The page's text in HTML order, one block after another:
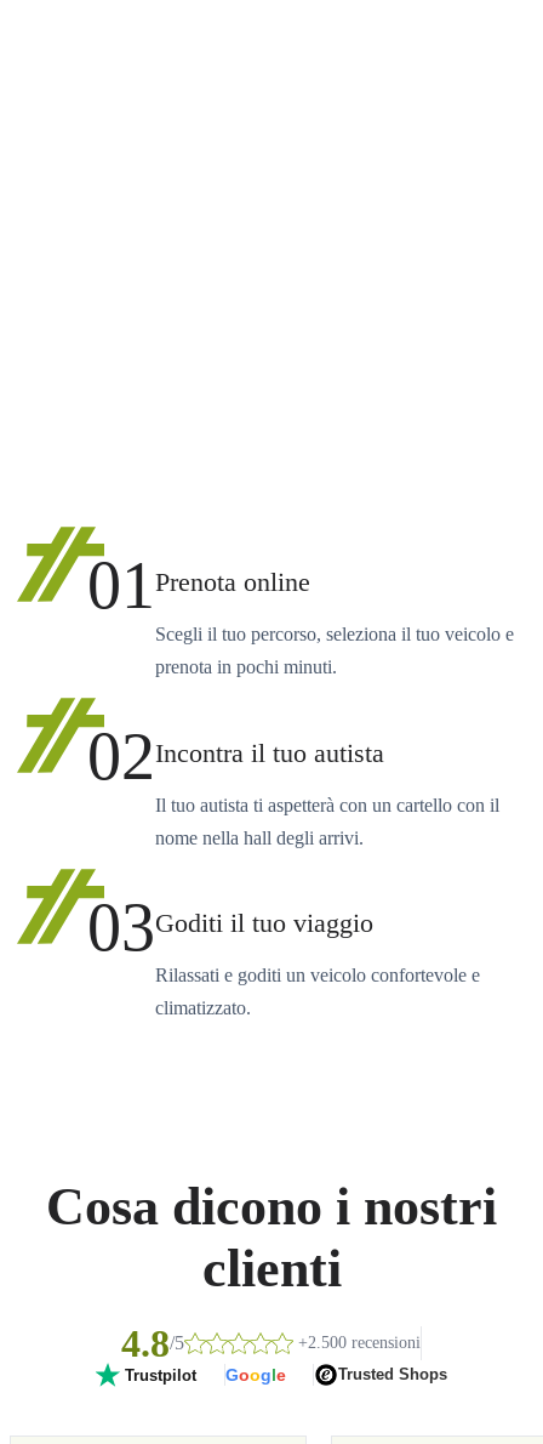
01Prenota online
Scegli il tuo percorso, seleziona il tuo veicolo e
prenota in pochi minuti.
02Incontra il tuo autista
Il tuo autista ti aspetterà con un cartello con il
nome nella hall degli arrivi.
03Goditi il tuo viaggio
Rilassati e goditi un veicolo confortevole e
climatizzato.
Cosa dicono i nostri
clienti
4.8/5 +2.500 recensioni
Trustpilot Google Trusted Shops